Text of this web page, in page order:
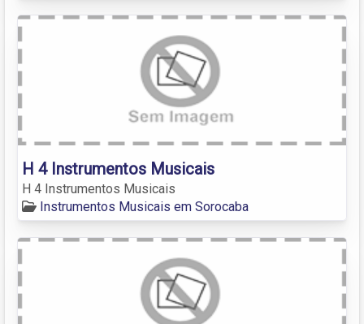
H 4 Instrumentos Musicais
H 4 Instrumentos Musicais
Instrumentos Musicais em Sorocaba